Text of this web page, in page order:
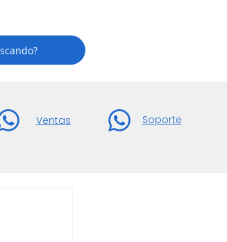
Ventas Soporte